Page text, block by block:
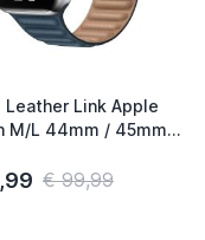
Leather Link Apple
M/L 44mm / 45mm /
€ 99,99